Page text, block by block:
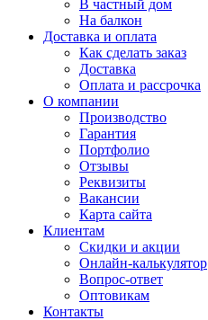
В частный дом
На балкон
Доставка и оплата
Как сделать заказ
Доставка
Оплата и рассрочка
О компании
Производство
Гарантия
Портфолио
Отзывы
Реквизиты
Вакансии
Карта сайта
Клиентам
Скидки и акции
Онлайн-калькулятор
Вопрос-ответ
Оптовикам
Контакты